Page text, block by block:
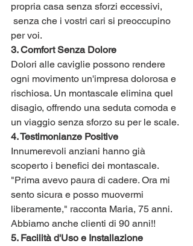
propria casa senza sforzi eccessivi,
senza che i vostri cari si preoccupino
per voi.
3. Comfort Senza Dolore
Dolori alle caviglie possono rendere
ogni movimento un'impresa dolorosa e
rischiosa. Un montascale elimina quel
disagio, offrendo una seduta comoda e
un viaggio senza sforzo su per le scale.
4. Testimonianze Positive
Innumerevoli anziani hanno già
scoperto i benefici dei montascale.
"Prima avevo paura di cadere. Ora mi
sento sicura e posso muovermi
liberamente," racconta Maria, 75 anni.
Abbiamo anche clienti di 90 anni!!
5. Facilità d'Uso e Installazione